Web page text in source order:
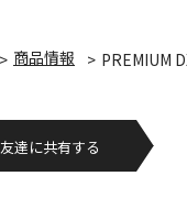
商品情報 PREMIUM
友達に共有する